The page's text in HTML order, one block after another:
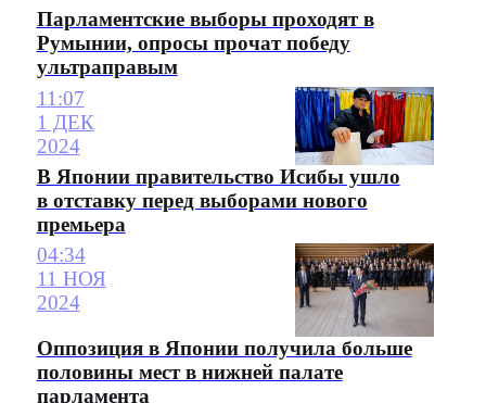
Парламентские выборы проходят в
Румынии, опросы прочат победу
ультраправым
11:07
1 ДЕК
2024
В Японии правительство Исибы ушло
в отставку перед выборами нового
премьера
04:34
11 НОЯ
2024
Оппозиция в Японии получила больше
половины мест в нижней палате
парламента